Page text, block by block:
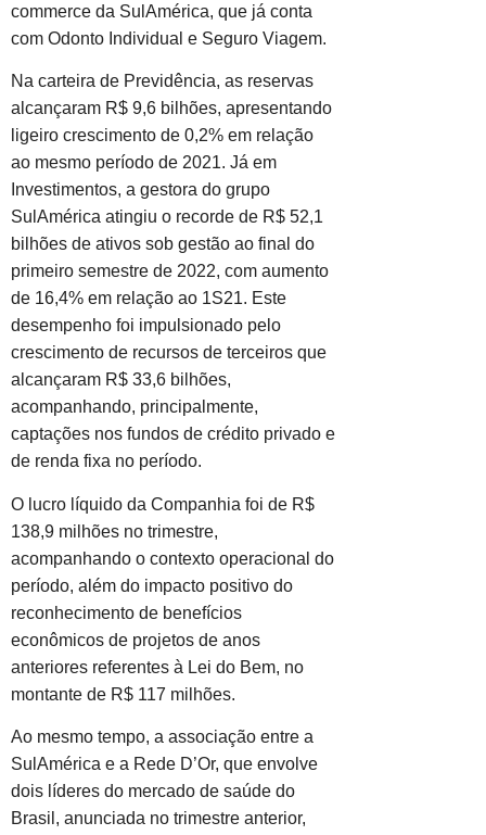
commerce da SulAmérica, que já conta
com Odonto Individual e Seguro Viagem.
Na carteira de Previdência, as reservas
alcançaram R$ 9,6 bilhões, apresentando
ligeiro crescimento de 0,2% em relação
ao mesmo período de 2021. Já em
Investimentos, a gestora do grupo
SulAmérica atingiu o recorde de R$ 52,1
bilhões de ativos sob gestão ao final do
primeiro semestre de 2022, com aumento
de 16,4% em relação ao 1S21. Este
desempenho foi impulsionado pelo
crescimento de recursos de terceiros que
alcançaram R$ 33,6 bilhões,
acompanhando, principalmente,
captações nos fundos de crédito privado e
de renda fixa no período.
O lucro líquido da Companhia foi de R$
138,9 milhões no trimestre,
acompanhando o contexto operacional do
período, além do impacto positivo do
reconhecimento de benefícios
econômicos de projetos de anos
anteriores referentes à Lei do Bem, no
montante de R$ 117 milhões.
Ao mesmo tempo, a associação entre a
SulAmérica e a Rede D’Or, que envolve
dois líderes do mercado de saúde do
Brasil, anunciada no trimestre anterior,